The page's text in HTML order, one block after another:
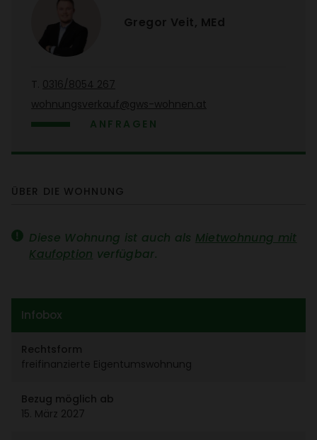
Gregor Veit, MEd
T. 0316/​8054 267
wohnungs­ver­kauf@gws-wohnen.at
ANFRAGEN
ÜBER DIE WOHNUNG
Diese Wohnung ist auch als Miet­woh­nung mit
Kauf­op­tion verfügbar.
Infobox
Rechts­form
frei­fi­nan­zierte Eigen­tums­woh­nung
Bezug möglich ab
15. März 2027